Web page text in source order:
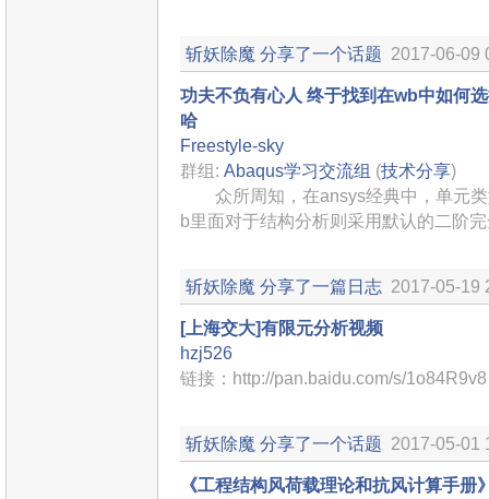
斩妖除魔 分享了一个话题 2017-06-09
功夫不负有心人 终于找到在wb中如何
哈
Freestyle-sky
群组: Abaqus学习交流组 (技术分享)
众所周知，在ansys经典中，单元类
b里面对于结构分析则采用默认的二阶
斩妖除魔 分享了一篇日志 2017-05-19
[上海交大]有限元分析视频
hzj526
链接：http://pan.baidu.com/s/
斩妖除魔 分享了一个话题 2017-05-01
《工程结构风荷载理论和抗风计算手册